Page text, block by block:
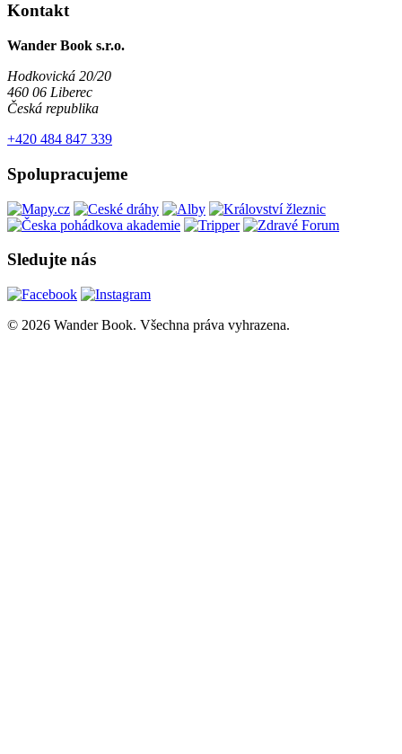
Kontakt
Wander Book s.r.o.
Hodkovická 20/20
460 06 Liberec
Česká republika
+420 484 847 339
Spolupracujeme
Sledujte nás
© 2026 Wander Book. Všechna práva vyhrazena.